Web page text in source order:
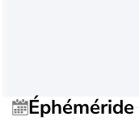
Éphéméride